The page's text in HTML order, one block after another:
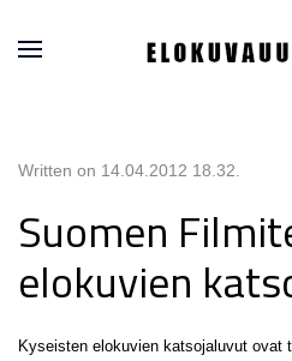
Written on 14.04.2012 18.32
Suomen
elokuvien
Kyseisten elokuvien katsojaluvut ovat